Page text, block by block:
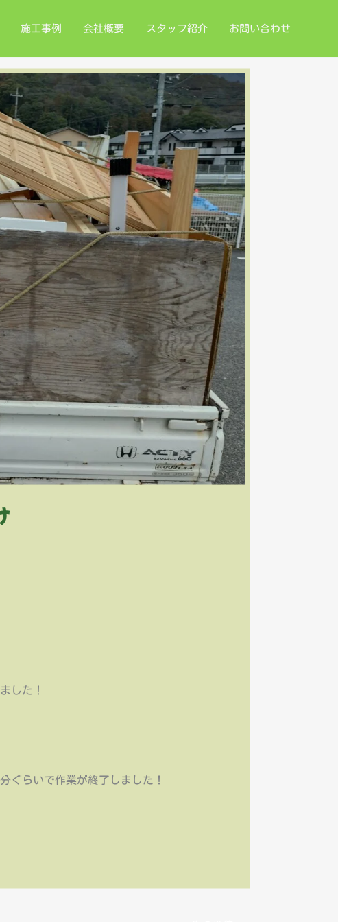
施工事例 会社概要 スタッフ紹介 お問い合わせ
した！
ぐらいで作業が終了しました！